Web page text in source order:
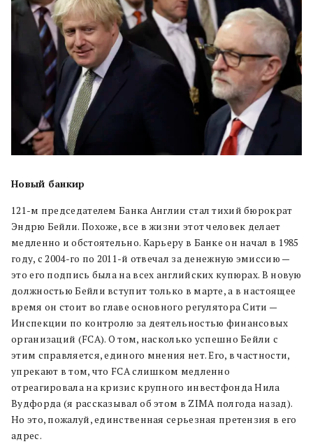
Новый банкир
121-м председателем Банка Англии стал тихий бюрократ
Эндрю Бейли. Похоже, все в жизни этот человек делает
медленно и обстоятельно. Карьеру в Банке он начал в 1985
году, с 2004-го по 2011-й отвечал за денежную эмиссию —
это его подпись была на всех английских купюрах. В новую
должностью Бейли вступит только в марте, а в настоящее
время он стоит во главе основного регулятора Сити —
Инспекции по контролю за деятельностью финансовых
организаций (FCA). О том, насколько успешно Бейли с
этим справляется, единого мнения нет. Его, в частности,
упрекают в том, что FCA слишком медленно
отреагировала на кризис крупного инвестфонда Нила
Вудфорда (я рассказывал об этом в ZIMA полгода назад).
Но это, пожалуй, единственная серьезная претензия в его
адрес.